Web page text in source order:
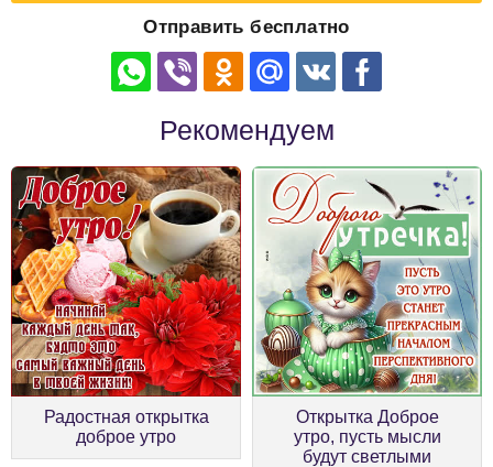
Отправить бесплатно
Рекомендуем
Радостная открытка
доброе утро
Открытка Доброе
утро, пусть мысли
будут светлыми